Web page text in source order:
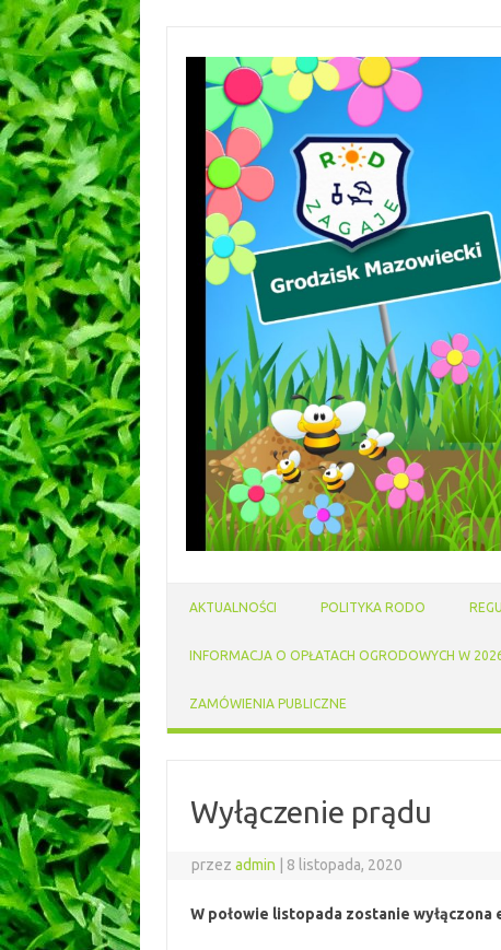
AKTUALNOŚCI POLITYKA RODO
INFORMACJA O OPŁATACH OGRODOWYCH W
ZAMÓWIENIA PUBLICZNE
Wyłączenie prądu
przezadmin 8 listopada, 2020
W połowie listopada zostanie wyłączona